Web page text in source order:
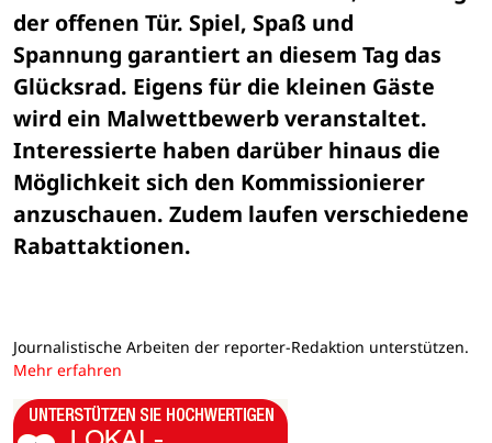
der offenen Tür. Spiel, Spaß und
Spannung garantiert an diesem Tag das
Glücksrad. Eigens für die kleinen Gäste
wird ein Malwettbewerb veranstaltet.
Interessierte haben darüber hinaus die
Möglichkeit sich den Kommissionierer
anzuschauen. Zudem laufen verschiedene
Rabattaktionen.
Journalistische Arbeiten der reporter-Redaktion unterstützen.
Mehr erfahren